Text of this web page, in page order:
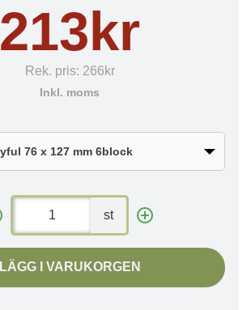
213kr
Rek. pris: 266kr
Inkl. moms
st
LÄGG I VARUKORGEN